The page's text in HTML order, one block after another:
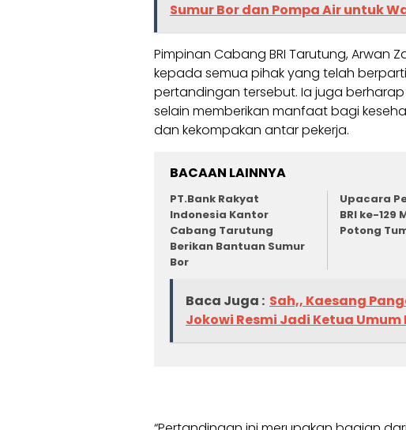
Sumur Bor dan Pompa Air untuk
Pimpinan Cabang BRI Tarutung, Arwan
kepada semua pihak yang telah
pertandingan tersebut. Ia juga
selain memberikan manfaat bagi
dan kekompakan antar pekerja.
BACAAN LAINNYA
PT.Bank Rakyat
Indonesia Kantor
Cabang Tarutung
Berikan Bantuan Sumur
Bor
Upacara
BRI ke-129
Potong
Baca Juga : Sah,, Kaesang
Jokowi Resmi Jadi Ketua Umum